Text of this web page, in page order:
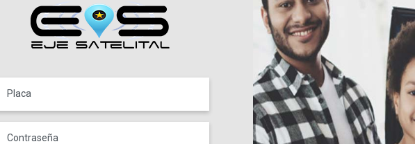
Placa
Contraseña